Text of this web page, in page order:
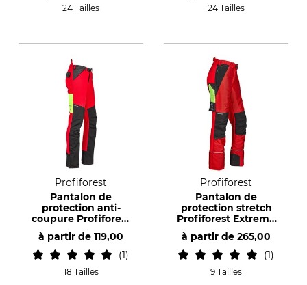
24 Tailles 24 Tailles
Profiforest
Pantalon de
protection anti-
coupure Profiforest
Flex
à partir de 119,00
1
18 Tailles
Profiforest
Pantalon de
protection stretch
Profiforest Extreme
pour femme
à partir de 265,00
1
9 Tailles